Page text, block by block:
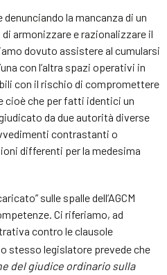
la mancanza di un
armonizzare e razionalizzare il
dovuto assistere al cumularsi
con l’altra spazi operativi in
con il rischio di compromettere
cioè che per fatti identici un
da due autorità diverse
contrastanti o
differenti per la medesima
sulle spalle dell’AGCM
Ci riferiamo, ad
contro le clausole
lo stesso legislatore prevede che
del giudice ordinario sulla